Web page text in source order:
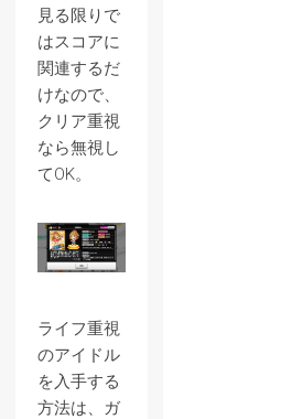
見る限りで
はスコアに
関連するだ
けなので、
クリア重視
なら無視し
てOK。
ライフ重視
のアイドル
を入手する
方法は、ガ